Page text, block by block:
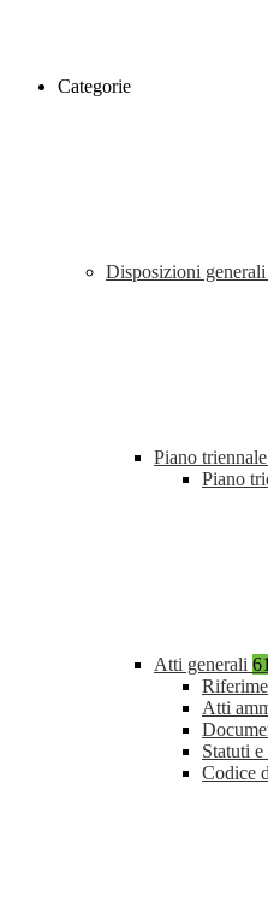
Categorie
Disposizioni generali
Piano
Piano
Atti generali 61
Atti
Statuti
Codice